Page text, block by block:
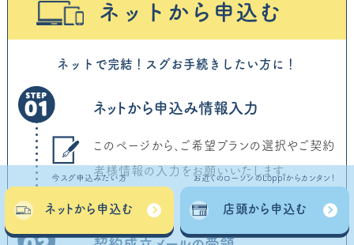
今スグ申込みたい方
ネットから申込む
お近くのローソンのLoppiからカンタン！
店頭から申込む
ネットから申込む
ネットで完結！スグお手続きしたい方に！
STEP01
ネットから申込み情報入力
このページから、ご希望プランの選択やご契約
者様情報の入力をお願いいたします。
STEP02